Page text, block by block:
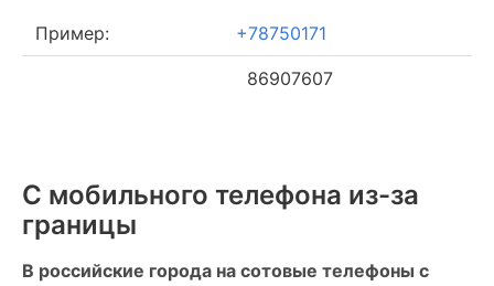
Пример: +78750171
86907607
С мобильного телефона из-за
границы
В российские города на сотовые телефоны с